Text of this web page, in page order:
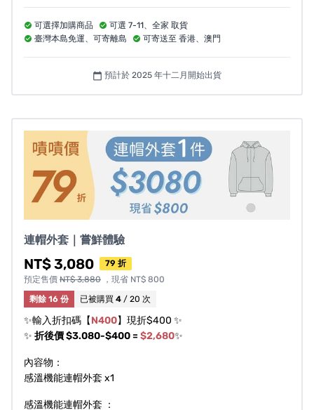
的生活需求！
這些老問題，其實用新科技可以解決！
快時尚行業 大量使用塑化聚酯纖維
，才能用平民價
格提供多變造型。
它犧牲部分衣物的舒適度，還會造成 環境負擔
德國 TITK 紡織研究所專利 Clima 調溫纖維，在
NASA 研究基礎上開發獨家 PCM （相變化材料）技
術，能在 28°C ～32°C 溫度區間，透過固態和液態
可選擇加購商品
可選 7-11、全家 取貨
臺灣本島免運、可寄離島
可寄送至 香港、澳門
calendar_today 預計於 2025 年十二月開始出貨
連帽外套｜嘗鮮體驗
NT$ 3,080
79 折
預定售價 NT$ 3,880 ，現省 NT$ 800
剩餘 16 份
已被購買 4 / 20 次
✨輸入折扣碼【N400】現折$400 ✨
✨ 折後價 $3.080-$400 = $2,680✨
內容物：
感溫機能連帽外套 x1
感溫機能連帽外套 ：